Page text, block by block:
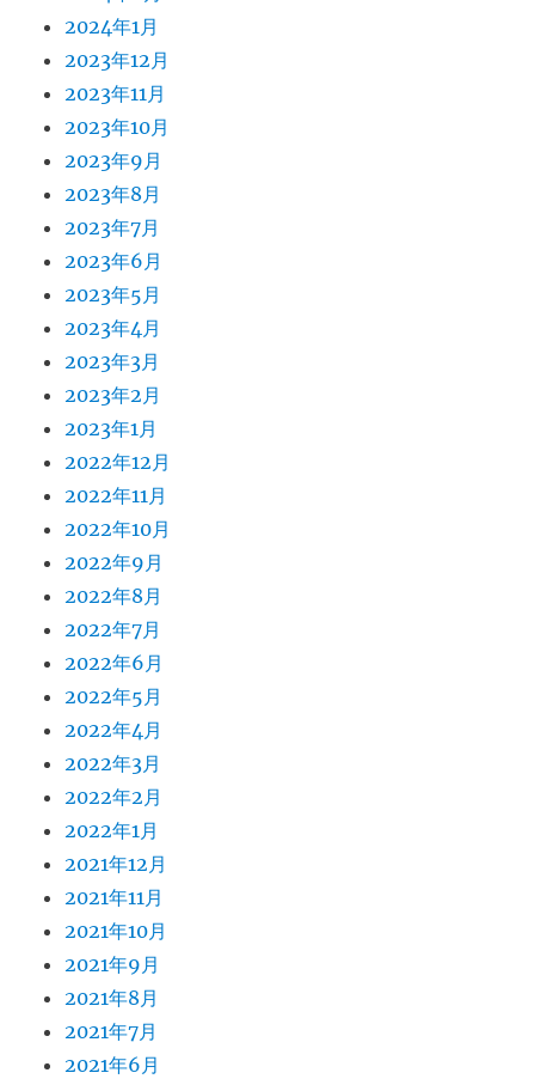
2024年1月
2023年12月
2023年11月
2023年10月
2023年9月
2023年8月
2023年7月
2023年6月
2023年5月
2023年4月
2023年3月
2023年2月
2023年1月
2022年12月
2022年11月
2022年10月
2022年9月
2022年8月
2022年7月
2022年6月
2022年5月
2022年4月
2022年3月
2022年2月
2022年1月
2021年12月
2021年11月
2021年10月
2021年9月
2021年8月
2021年7月
2021年6月